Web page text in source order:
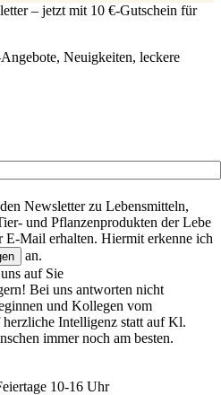
– jetzt mit 10 €-Gutschein für
Neuigkeiten, leckere
Newsletter zu Lebensmitteln,
und Pflanzenprodukten der Lebe
E-Mail erhalten. Hiermit erkenne ich
an.
auf Sie
Bei uns antworten nicht
und Kollegen vom
Intelligenz statt auf Kl.
immer noch am besten.
10-16 Uhr